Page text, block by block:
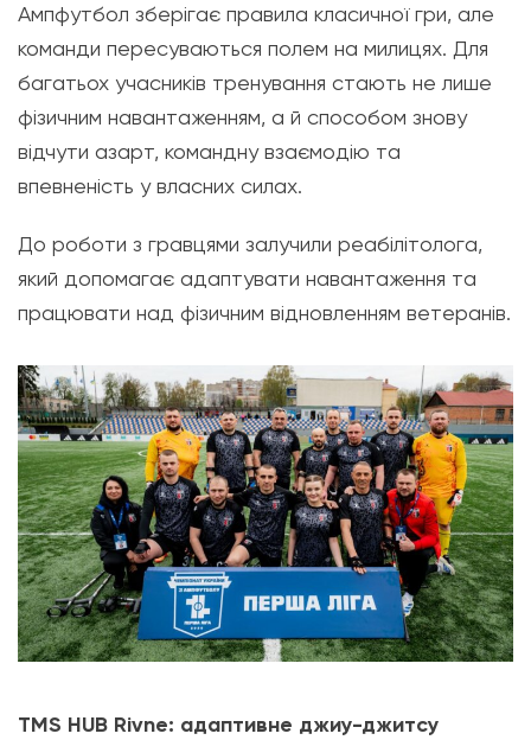
Ампфутбол зберігає правила класичної гри, але
команди пересуваються полем на милицях. Для
багатьох учасників тренування стають не лише
фізичним навантаженням, а й способом знову
відчути азарт, командну взаємодію та
впевненість у власних силах.
До роботи з гравцями залучили реабілітолога,
який допомагає адаптувати навантаження та
працювати над фізичним відновленням ветеранів.
TMS HUB Rivne: адаптивне джиу-джитсу